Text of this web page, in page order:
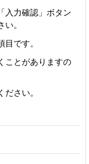
入力確認」ボタン
。
目です。
ことがありますの
さい。